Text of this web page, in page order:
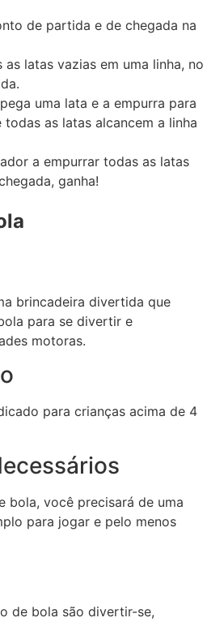
de partida e de chegada na
latas vazias em uma linha, no
uma lata e a empurra para
as latas alcancem a linha
a empurrar todas as latas
ganha!
brincadeira divertida que
para se divertir e
motoras.
para crianças acima de 4
bola, você precisará de uma
para jogar e pelo menos
de bola são divertir-se,